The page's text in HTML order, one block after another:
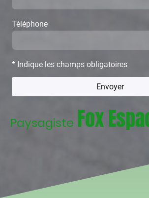
Téléphone
* Indique les champs obligatoires
Envoyer
Paysagiste Fox